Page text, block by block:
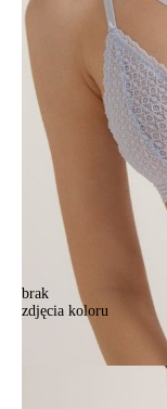
brak
zdjęcia koloru
Бюстье женское CE
Бюстье женское CE